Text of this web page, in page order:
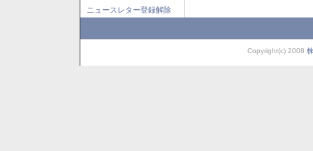
ニュースレター登録解除
Copyright(c) 2008